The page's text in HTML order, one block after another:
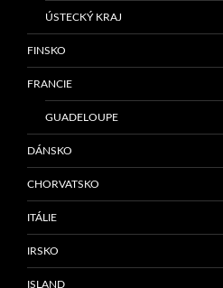
ÚSTECKÝ KRAJ
FINSKO
FRANCIE
GUADELOUPE
DÁNSKO
CHORVATSKO
ITÁLIE
IRSKO
ISLAND